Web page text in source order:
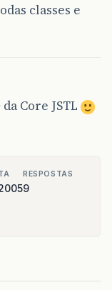
classes e
da Core JSTL
RESPOSTAS
9